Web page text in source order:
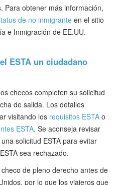
Para obtener más información,
de no inmigrante en el sitio
e Inmigración de EE.UU.
ESTA un ciudadano
checos completen su solicitud
de salida. Los detalles
visitando los requisitos ESTA o
ESTA. Se aconseja revisar
solicitud ESTA para evitar
sea rechazado.
de pleno derecho antes de
por lo que los viajeros que